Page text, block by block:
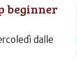
beginner
dalle